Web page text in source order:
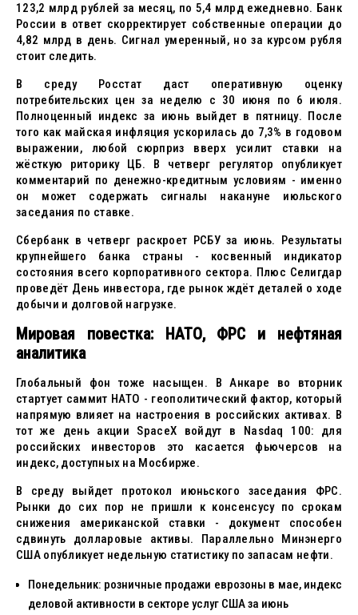
123,2 млрд рублей за месяц, по 5,4 млрд ежедневно. Банк
России в ответ скорректирует собственные операции до
4,82 млрд в день. Сигнал умеренный, но за курсом рубля
стоит следить.
В среду Росстат даст оперативную оценку
потребительских цен за неделю с 30 июня по 6 июля.
Полноценный индекс за июнь выйдет в пятницу. После
того как майская инфляция ускорилась до 7,3% в годовом
выражении, любой сюрприз вверх усилит ставки на
жёсткую риторику ЦБ. В четверг регулятор опубликует
комментарий по денежно-кредитным условиям - именно
он может содержать сигналы накануне июльского
заседания по ставке.
Сбербанк в четверг раскроет РСБУ за июнь. Результаты
крупнейшего банка страны - косвенный индикатор
состояния всего корпоративного сектора. Плюс Селигдар
проведёт День инвестора, где рынок ждёт деталей о ходе
добычи и долговой нагрузке.
Мировая повестка: НАТО, ФРС и нефтяная
аналитика
Глобальный фон тоже насыщен. В Анкаре во вторник
стартует саммит НАТО - геополитический фактор, который
напрямую влияет на настроения в российских активах. В
тот же день акции SpaceX войдут в Nasdaq 100: для
российских инвесторов это касается фьючерсов на
индекс, доступных на Мосбирже.
В среду выйдет протокол июньского заседания ФРС.
Рынки до сих пор не пришли к консенсусу по срокам
снижения американской ставки - документ способен
сдвинуть долларовые активы. Параллельно Минэнерго
США опубликует недельную статистику по запасам нефти.
Понедельник: розничные продажи еврозоны в мае, индекс
деловой активности в секторе услуг США за июнь